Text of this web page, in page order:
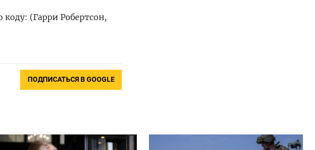
(Гарри Робертсон,
ПОДПИСАТЬСЯ В GOOGLE